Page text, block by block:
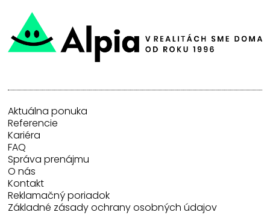
Aktuálna ponuka
Referencie
Kariéra
FAQ
Správa prenájmu
O nás
Kontakt
Reklamačný poriadok
Základné zásady ochrany osobných údajov